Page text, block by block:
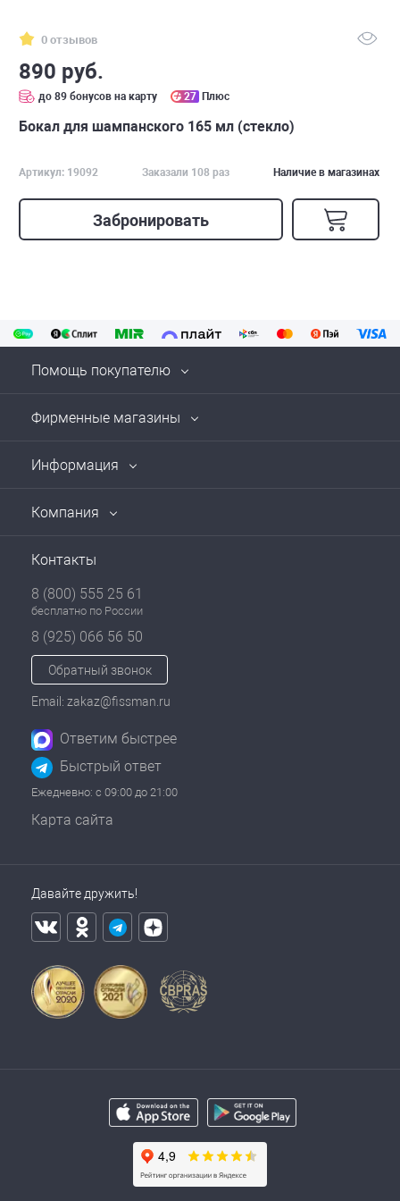
0 отзывов
890 руб.
до 89 бонусов на карту 27 Плюс
Бокал для шампанского 165 мл (стекло)
Артикул: 19092 Заказали 108 раз Наличие в магазинах
Забронировать
Помощь покупателю
Фирменные магазины
Информация
Компания
Контакты
8 (800) 555 25 61
бесплатно по России
8 (925) 066 56 50
Обратный звонок
Email: zakaz@fissman.ru
Ответим быстрее
Быстрый ответ
Ежедневно: с 09:00 до 21:00
Карта сайта
Давайте дружить!